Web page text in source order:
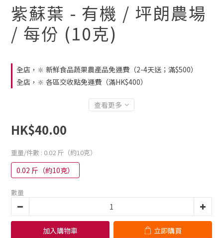
紫蘇葉 - 有機 / 坪朗農場
/ 每份 (10克)
全店，🔆 新鮮食品蔬果農產品免運費（2-4天送；滿$500）
全店，🔆 各區交收點免運費（滿HK$400）
查看更多
HK$40.00
重量/件數 : 0.02 斤（約10克）
0.02 斤（約10克）
數量
加入購物車 立即購買